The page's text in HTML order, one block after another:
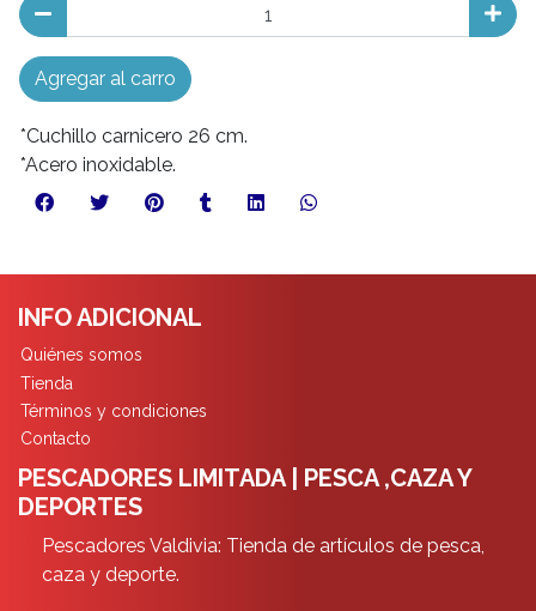
Agregar al carro
*Cuchillo carnicero 26 cm.
*Acero inoxidable.
INFO ADICIONAL
Quiénes somos
Tienda
Términos y condiciones
Contacto
PESCADORES LIMITADA | PESCA ,CAZA Y
DEPORTES
Pescadores Valdivia: Tienda de artículos de pesca,
caza y deporte.